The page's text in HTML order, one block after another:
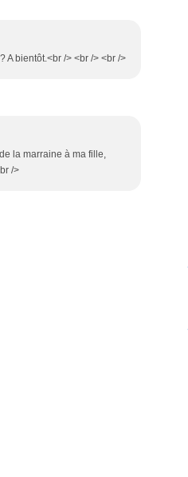
A bientôt.<br /> <br /> <br />
la marraine à ma fille,
/>